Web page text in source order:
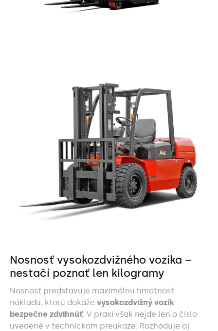
Nosnosť vysokozdvižného vozíka –
nestačí poznať len kilogramy
Nosnosť predstavuje maximálnu hmotnosť
nákladu, ktorú dokáže vysokozdvižný vozík
bezpečne zdvihnúť. V praxi však nejde len o číslo
uvedené v technickom preukaze. Rozhoduje aj